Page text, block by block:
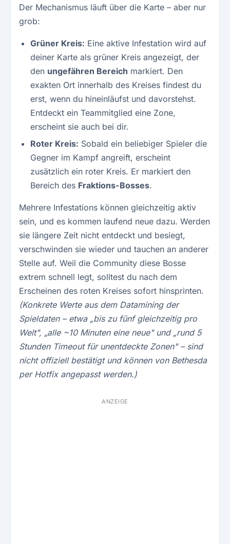
Der Mechanismus läuft über die Karte – aber nur
grob:
Grüner Kreis: Eine aktive Infestation wird auf
deiner Karte als grüner Kreis angezeigt, der
den ungefähren Bereich markiert. Den
exakten Ort innerhalb des Kreises findest du
erst, wenn du hineinläufst und davorstehst.
Entdeckt ein Teammitglied eine Zone,
erscheint sie auch bei dir.
Roter Kreis: Sobald ein beliebiger Spieler die
Gegner im Kampf angreift, erscheint
zusätzlich ein roter Kreis. Er markiert den
Bereich des Fraktions-Bosses.
Mehrere Infestations können gleichzeitig aktiv
sein, und es kommen laufend neue dazu. Werden
sie längere Zeit nicht entdeckt und besiegt,
verschwinden sie wieder und tauchen an anderer
Stelle auf. Weil die Community diese Bosse
extrem schnell legt, solltest du nach dem
Erscheinen des roten Kreises sofort hinsprinten.
(Konkrete Werte aus dem Datamining der
Spieldaten – etwa „bis zu fünf gleichzeitig pro
Welt", „alle ~10 Minuten eine neue" und „rund 5
Stunden Timeout für unentdeckte Zonen" – sind
nicht offiziell bestätigt und können von Bethesda
per Hotfix angepasst werden.)
ANZEIGE